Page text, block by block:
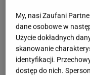
Zobacz wideo
"Czołowa trójka na
Iga Świątek
My, nasi Zaufani
dane osobowe w
Użycie dokładnych
skanowanie
identyfikacji.
dostęp do nich.